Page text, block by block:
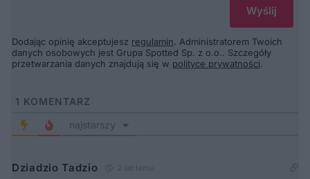
Dodając opinię akceptujesz regulamin. Administratorem Twoich
danych osobowych jest Grupa Spotted Sp. z o.o.. Szczegóły
przetwarzania danych znajdują się w polityce prywatności.
1 KOMENTARZ
najstarszy
Dziadzio Tadzio